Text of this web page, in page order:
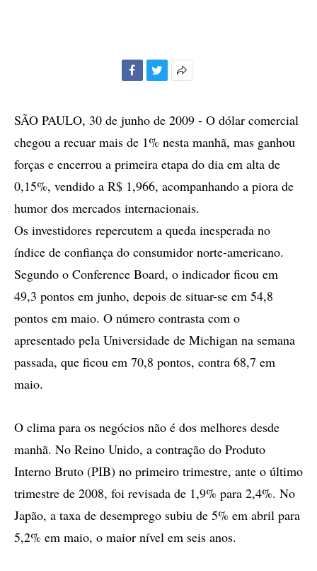
compartilhamento
SÃO PAULO, 30 de junho de 2009 - O dólar comercial
chegou a recuar mais de 1% nesta manhã, mas ganhou
forças e encerrou a primeira etapa do dia em alta de
0,15%, vendido a R$ 1,966, acompanhando a piora de
humor dos mercados internacionais.
Os investidores repercutem a queda inesperada no
índice de confiança do consumidor norte-americano.
Segundo o Conference Board, o indicador ficou em
49,3 pontos em junho, depois de situar-se em 54,8
pontos em maio. O número contrasta com o
apresentado pela Universidade de Michigan na semana
passada, que ficou em 70,8 pontos, contra 68,7 em
maio.
O clima para os negócios não é dos melhores desde
manhã. No Reino Unido, a contração do Produto
Interno Bruto (PIB) no primeiro trimestre, ante o último
trimestre de 2008, foi revisada de 1,9% para 2,4%. No
Japão, a taxa de desemprego subiu de 5% em abril para
5,2% em maio, o maior nível em seis anos.